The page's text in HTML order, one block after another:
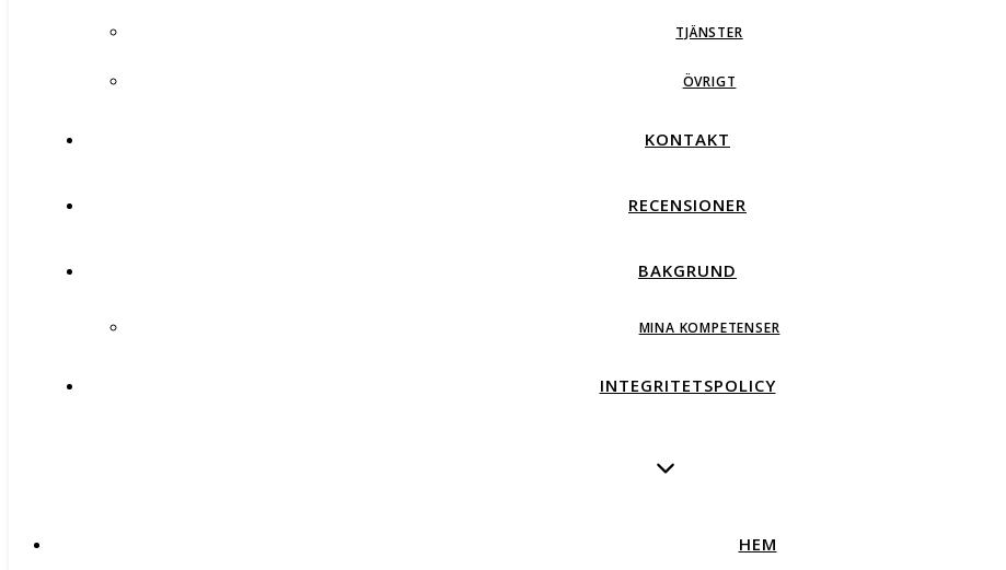
TJÄNSTER
ÖVRIGT
KONTAKT
RECENSIONER
BAKGRUND
MINA KOMPETENSER
INTEGRITETSPOLICY
HEM